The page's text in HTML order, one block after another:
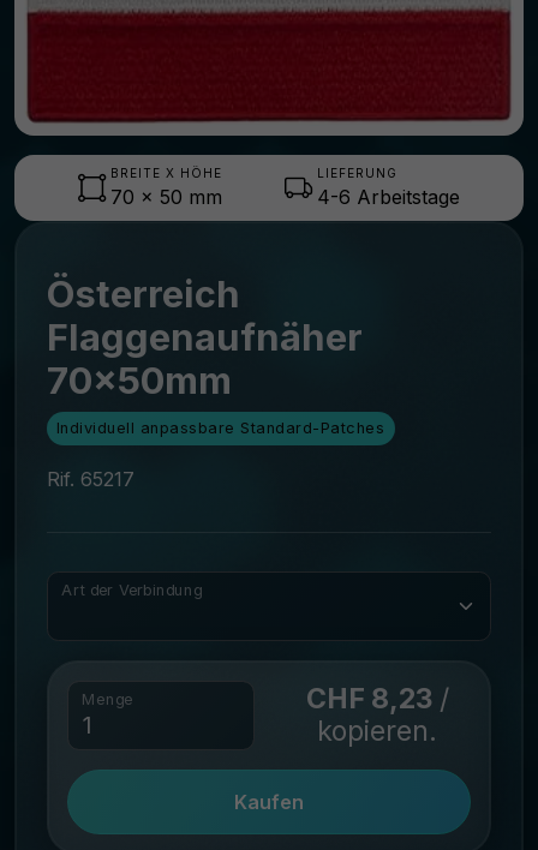
BREITE X HÖHE
70 x 50 mm
LIEFERUNG
4-6 Arbeitstage
Österreich
Flaggenaufnäher
70x50mm
Individuell anpassbare Standard-Patches
Rif. 65217
Art der Verbindung
Menge CHF 8,23 /
kopieren.
Kaufen